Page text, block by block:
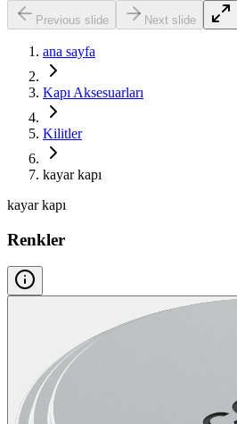
Previous slide Next slide
ana sayfa
Kapı Aksesuarları
Kilitler
kayar kapı
kayar kapı
Renkler